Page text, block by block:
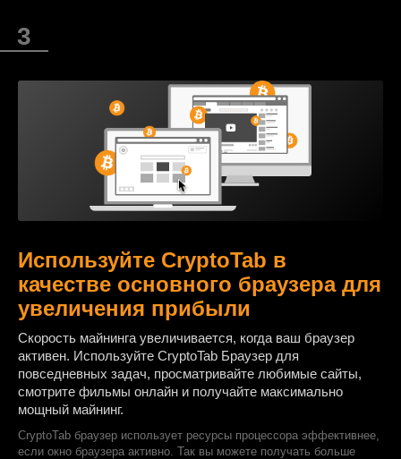
Используйте CryptoTab в
качестве основного браузера для
увеличения прибыли
Cкорость майнинга увеличивается, когда ваш браузер
активен. Используйте CryptoTab Браузер для
повседневных задач, просматривайте любимые сайты,
смотрите фильмы онлайн и получайте максимально
мощный майнинг.
CryptoTab браузер использует ресурсы процессора эффективнее,
если окно браузера активно. Так вы можете получать больше